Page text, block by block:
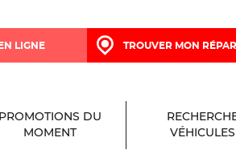
LIGNE TROUVER MON
DU
MOMENT
VÉHICULES